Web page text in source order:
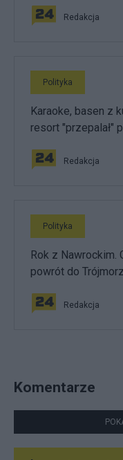
Redakcja
Polityka
Karaoke, basen z
resort "przepalał"
Redakcja
Polityka
Rok z Nawrockim.
powrót do
Redakcja
Komentarze